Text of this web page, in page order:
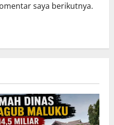
saya berikutnya.